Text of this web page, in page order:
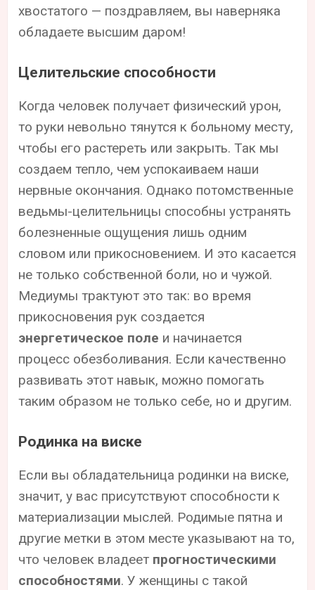
хвостатого — поздравляем, вы наверняка
обладаете высшим даром!
Целительские способности
Когда человек получает физический урон,
то руки невольно тянутся к больному месту,
чтобы его растереть или закрыть. Так мы
создаем тепло, чем успокаиваем наши
нервные окончания. Однако потомственные
ведьмы-целительницы способны устранять
болезненные ощущения лишь одним
словом или прикосновением. И это касается
не только собственной боли, но и чужой.
Медиумы трактуют это так: во время
прикосновения рук создается
энергетическое поле и начинается
процесс обезболивания. Если качественно
развивать этот навык, можно помогать
таким образом не только себе, но и другим.
Родинка на виске
Если вы обладательница родинки на виске,
значит, у вас присутствуют способности к
материализации мыслей. Родимые пятна и
другие метки в этом месте указывают на то,
что человек владеет прогностическими
способностями. У женщины с такой